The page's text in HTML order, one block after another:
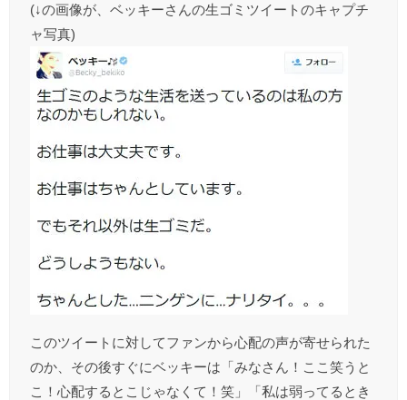
(↓の画像が、ベッキーさんの生ゴミツイートのキャプチ
ャ写真)
このツイートに対してファンから心配の声が寄せられた
のか、その後すぐにベッキーは「みなさん！ここ笑うと
こ！心配するとこじゃなくて！笑」「私は弱ってるとき